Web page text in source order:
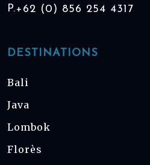
P.+62 (0) 856 254 4317
DESTINATIONS
Bali
Java
Lombok
Florès